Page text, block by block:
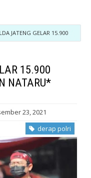
JATENG GELAR 15.900
15.900
NATARU*
23, 2021
derap polri